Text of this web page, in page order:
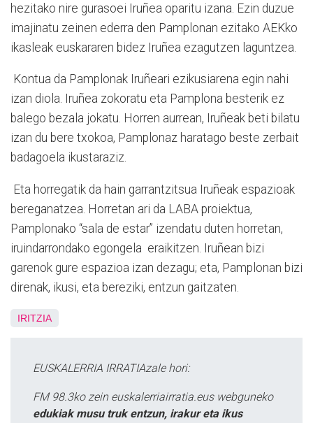
hezitako nire gurasoei Iruñea oparitu izana. Ezin duzue
imajinatu zeinen ederra den Pamplonan ezitako AEKko
ikasleak euskararen bidez Iruñea ezagutzen laguntzea.
Kontua da Pamplonak Iruñeari ezikusiarena egin nahi
izan diola. Iruñea zokoratu eta Pamplona besterik ez
balego bezala jokatu. Horren aurrean, Iruñeak beti bilatu
izan du bere txokoa, Pamplonaz haratago beste zerbait
badagoela ikustaraziz.
Eta horregatik da hain garrantzitsua Iruñeak espazioak
bereganatzea. Horretan ari da LABA proiektua,
Pamplonako “sala de estar” izendatu duten horretan,
iruindarrondako egongela eraikitzen. Iruñean bizi
garenok gure espazioa izan dezagu; eta, Pamplonan bizi
direnak, ikusi, eta bereziki, entzun gaitzaten.
IRITZIA
EUSKALERRIA IRRATIAzale hori:
FM 98.3ko zein euskalerriairratia.eus webguneko
edukiak musu truk entzun, irakur eta ikus